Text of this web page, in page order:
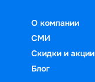
О компании
СМИ
Скидки и акции
Блог